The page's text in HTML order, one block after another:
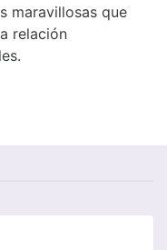
maravillosas que
relación